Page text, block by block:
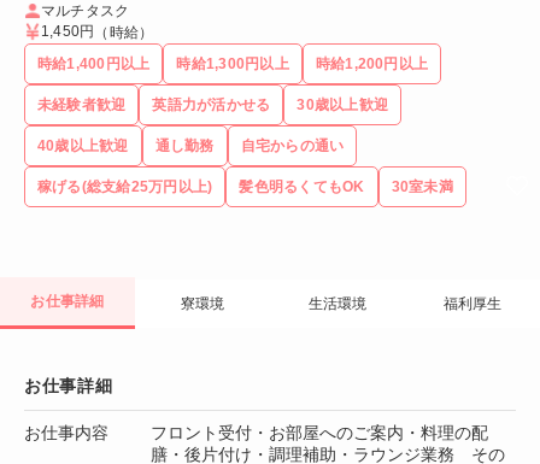
マルチタスク
1,450円
（時給）
時給1,400円以上
時給1,300円以上 時給1,200円以上
未経験者歓迎 英語力が活かせる 30歳以上歓迎
40歳以上歓迎 通し勤務 自宅からの通い
稼げる(総支給25万円以上) 髪色明るくてもOK 30室未満
お仕事詳細 寮環境 生活環境 福利厚生
お仕事詳細
お仕事内容
フロント受付・お部屋へのご案内・料理の配
膳・後片付け・調理補助・ラウンジ業務 その